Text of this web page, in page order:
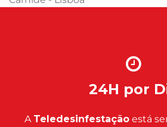
24H por
A Teledesinfestação está